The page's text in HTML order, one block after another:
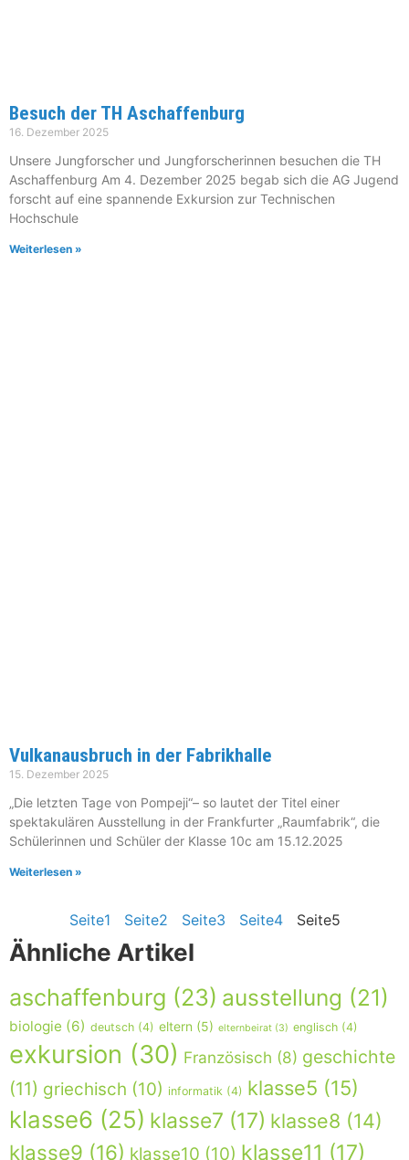
Besuch der TH Aschaffenburg
16. Dezember 2025
Unsere Jungforscher und Jungforscherinnen besuchen die TH
Aschaffenburg Am 4. Dezember 2025 begab sich die AG Jugend
forscht auf eine spannende Exkursion zur Technischen
Hochschule
Weiterlesen »
Vulkanausbruch in der Fabrikhalle
15. Dezember 2025
„Die letzten Tage von Pompeji“– so lautet der Titel einer
spektakulären Ausstellung in der Frankfurter „Raumfabrik“, die
Schülerinnen und Schüler der Klasse 10c am 15.12.2025
Weiterlesen »
Seite1 Seite2 Seite3 Seite4 Seite5
Ähnliche Artikel
aschaffenburg (23) ausstellung (21)
biologie (6) deutsch (4) eltern (5) elternbeirat (3) englisch (4)
exkursion (30) Französisch (8) geschichte
(11) griechisch (10) informatik (4) klasse5 (15)
klasse6 (25) klasse7 (17) klasse8 (14)
klasse9 (16) klasse10 (10) klasse11 (17)